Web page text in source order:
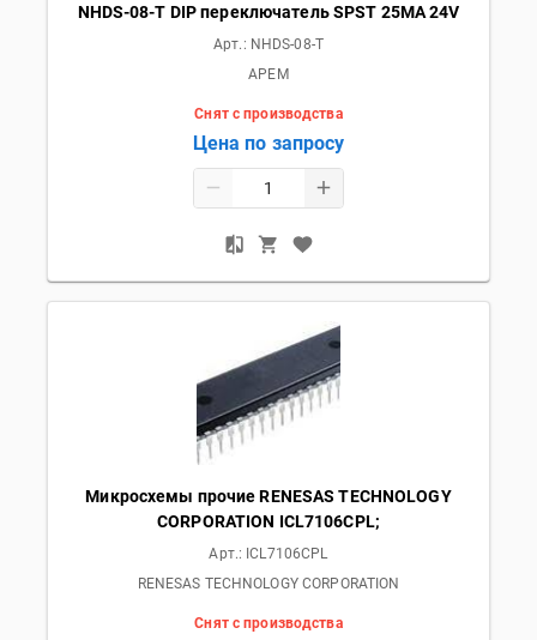
NHDS-08-T DIP переключатель SPST 25MA 24V
Арт.: NHDS-08-T
APEM
Снят с производства
Цена по запросу
Микросхемы прочие RENESAS TECHNOLOGY
CORPORATION ICL7106CPL;
Арт.: ICL7106CPL
RENESAS TECHNOLOGY CORPORATION
Снят с производства